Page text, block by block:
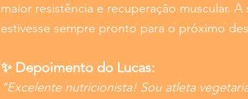
maior resistência e recuperação muscular.
estivesse sempre pronto para o próximo
✨ Depoimento do Lucas:
"Excelente nutricionista! Sou atleta